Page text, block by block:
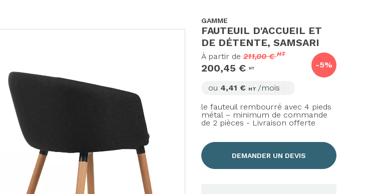
GAMME
FAUTEUIL D'ACCUEIL ET
DE DÉTENTE, SAMSARI
-5%
À partir de 211,00 €HT
200,45 € HT
ou 4,41 € HT /mois
le fauteuil rembourré avec 4 pieds
métal – minimum de commande
de 2 pièces - Livraison offerte
DEMANDER UN DEVIS